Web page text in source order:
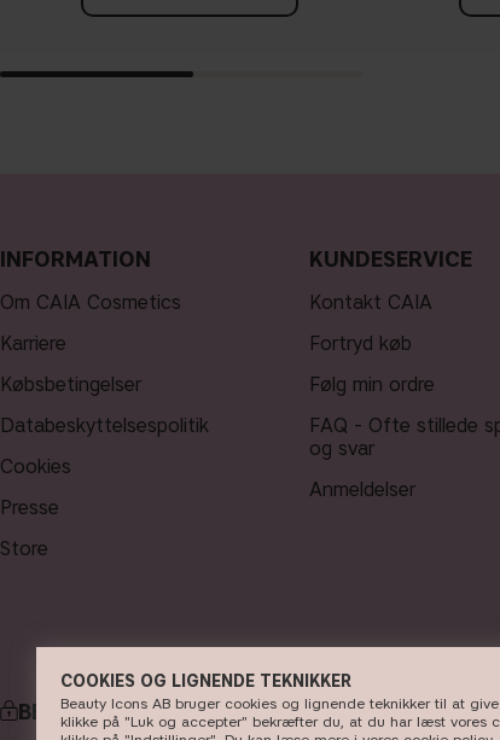
INFORMATION
Om CAIA Cosmetics
Karriere
Købsbetingelser
Databeskyttelsespolitik
Cookies
Presse
Store
KUNDESERVICE
Kontakt CAIA
Fortryd køb
Følg min ordre
FAQ - Ofte stillede
og svar
Anmeldelser
BETALING
COOKIES OG LIGNENDE TEKNIKKER
Beauty Icons AB bruger cookies og lignende teknikker til at
klikke på "Luk og accepter" bekræfter du, at du har læst vores